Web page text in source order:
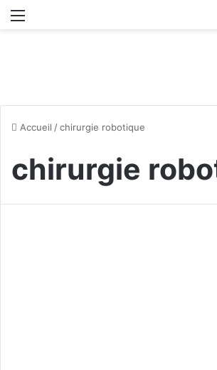
Accueil /chirurgie robotique
chirurgie